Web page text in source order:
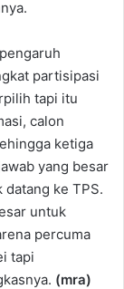
partisipasi
tapi itu
calon
ketiga
yang besar
ke TPS.
untuk
percuma
tapi
(mra)